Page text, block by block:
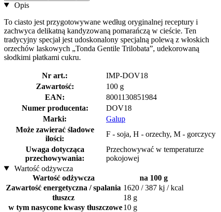
Opis
To ciasto jest przygotowywane według oryginalnej receptury i
zachwyca delikatną kandyzowaną pomarańczą w cieście. Ten
tradycyjny specjał jest udoskonalony specjalną polewą z włoskich
orzechów laskowych „Tonda Gentile Trilobata”, udekorowaną
słodkimi płatkami cukru.
Nr art.:
IMP-DOV18
Zawartość:
100 g
EAN:
8001130851984
Numer producenta:
DOV18
Marki:
Galup
Może zawierać śladowe
ilości:
F - soja, H - orzechy, M - gorczycy
Uwaga dotycząca
przechowywania:
Przechowywać w temperaturze
pokojowej
Wartość odżywcza
Wartość odżywcza
na 100 g
Zawartość energetyczna / spalania 1620 / 387 kj / kcal
tłuszcz
18 g
w tym nasycone kwasy tłuszczowe10 g